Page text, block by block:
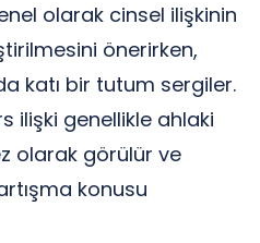
olarak cinsel ilişkinin
önerirken,
katı bir tutum sergiler.
ilişki genellikle ahlaki
olarak görülür ve
konusu